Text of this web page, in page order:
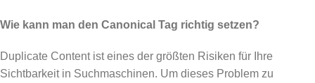
Wie kann man den Canonical Tag richtig setzen?
Duplicate Content ist eines der größten Risiken für Ihre
Sichtbarkeit in Suchmaschinen. Um dieses Problem zu